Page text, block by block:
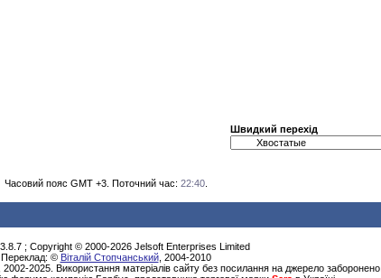
Швидкий перехід
Часовий пояс GMT +3. Поточний час: 22:40.
3.8.7 ; Copyright © 2000-2026 Jelsoft Enterprises Limited
Переклад: © Віталій Стопчанський, 2004-2010
2025. Використання матеріалів сайту без посилання на джерело заборонено.